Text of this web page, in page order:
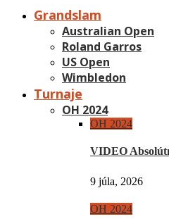
Grandslam
Australian Open
Roland Garros
US Open
Wimbledon
Turnaje
OH 2024
OH 2024
VIDEO
9 júla, 2026
OH 2024